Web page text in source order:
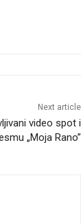
Next article
video spot i
„Moja Rano”